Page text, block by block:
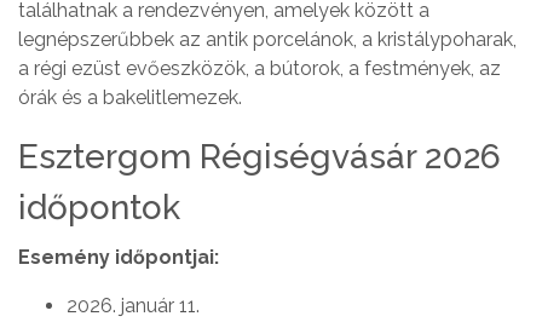
találhatnak a rendezvényen, amelyek között a
legnépszerűbbek az antik porcelánok, a kristálypoharak,
a régi ezüst evőeszközök, a bútorok, a festmények, az
órák és a bakelitlemezek.
Esztergom Régiségvásár 2026
időpontok
Esemény időpontjai:
2026. január 11.